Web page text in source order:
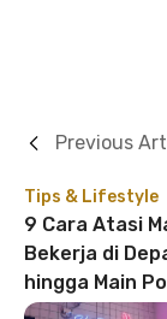
Tips & Lifestyle
9 Cara Atasi
Bekerja di
hingga Main
Previous